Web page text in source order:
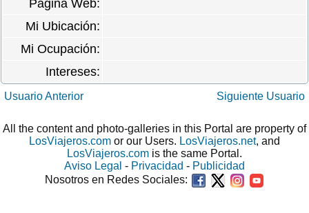
Página Web:
Mi Ubicación:
Mi Ocupación:
Intereses:
Usuario Anterior Siguiente Usuario
All the content and photo-galleries in this Portal are property of
LosViajeros.com or our Users. LosViajeros.net, and
LosViajeros.com is the same Portal.
Aviso Legal - Privacidad - Publicidad
Nosotros en Redes Sociales: